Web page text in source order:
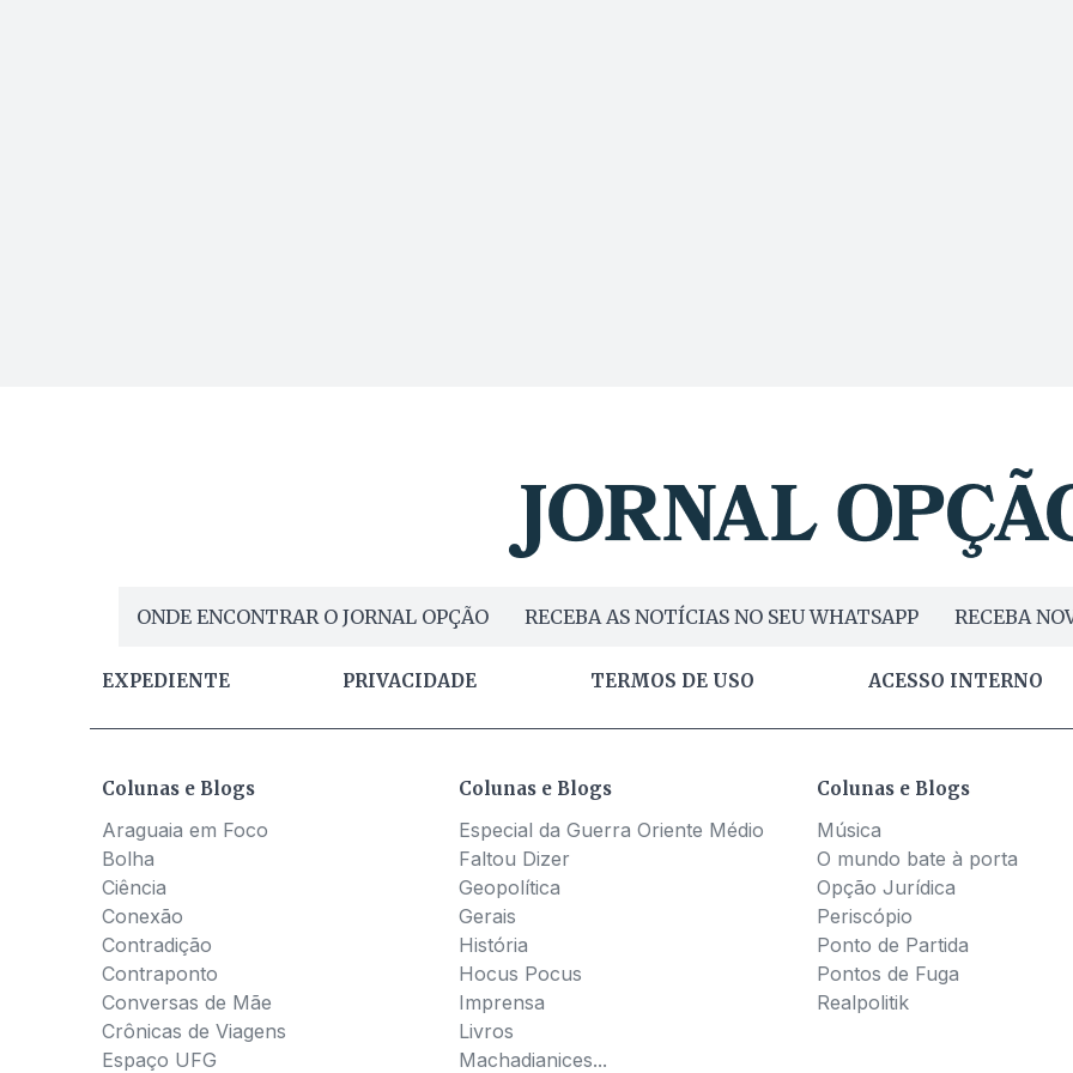
ONDE ENCONTRAR O JORNAL OPÇÃO RECEBA AS NOTÍCIAS NO SEU WHATSAPP RECEBA
EXPEDIENTE PRIVACIDADE TERMOS DE USO ACESSO INTERNO
Colunas e Blogs
Araguaia em Foco
Bolha
Ciência
Conexão
Contradição
Contraponto
Conversas de Mãe
Crônicas de Viagens
Espaço UFG
Colunas e Blogs
Especial da Guerra Oriente Médio
Faltou Dizer
Geopolítica
Gerais
História
Hocus Pocus
Imprensa
Livros
Machadianices...
Colunas e Blogs
Música
O mundo bate à porta
Opção Jurídica
Periscópio
Ponto de Partida
Pontos de Fuga
Realpolitik